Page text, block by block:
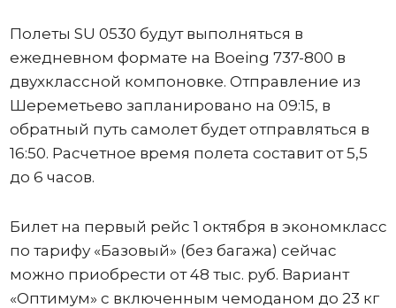
Полеты SU 0530 будут выполняться в
ежедневном формате на Boeing 737-800 в
двухклассной компоновке. Отправление из
Шереметьево запланировано на 09:15, в
обратный путь самолет будет отправляться в
16:50. Расчетное время полета составит от 5,5
до 6 часов.
Билет на первый рейс 1 октября в экономкласс
по тарифу «Базовый» (без багажа) сейчас
можно приобрести от 48 тыс. руб. Вариант
«Оптимум» с включенным чемоданом до 23 кг